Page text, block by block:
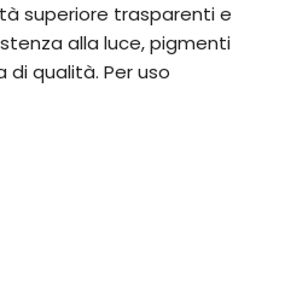
superiore trasparenti e
alla luce, pigmenti
di qualità. Per uso